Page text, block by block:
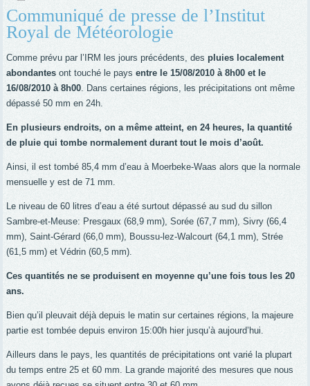
Communiqué de presse de l’Institut
Royal de Météorologie
Comme prévu par l’IRM les jours précédents, despluies localement
abondantes ont touché le paysentre le 15/08/2010 à 8h00 et le
16/08/2010 à 8h00. Dans certaines régions, les précipitations ont même
dépassé 50 mm en 24h.
En plusieurs endroits, on a même atteint, en 24 heures, la quantité
de pluie qui tombe normalement durant tout le mois d’août.
Ainsi, il est tombé 85,4 mm d’eau à Moerbeke-Waas alors que la normale
mensuelle y est de 71 mm.
Le niveau de 60 litres d’eau a été surtout dépassé au sud du sillon
Sambre-et-Meuse: Presgaux (68,9 mm), Sorée (67,7 mm), Sivry (66,4
mm), Saint-Gérard (66,0 mm), Boussu-lez-Walcourt (64,1 mm), Strée
(61,5 mm) et Védrin (60,5 mm).
Ces quantités ne se produisent en moyenne qu’une fois tous les 20
ans.
Bien qu’il pleuvait déjà depuis le matin sur certaines régions, la majeure
partie est tombée depuis environ 15:00h hier jusqu’à aujourd’hui.
Ailleurs dans le pays, les quantités de précipitations ont varié la plupart
du temps entre 25 et 60 mm. La grande majorité des mesures que nous